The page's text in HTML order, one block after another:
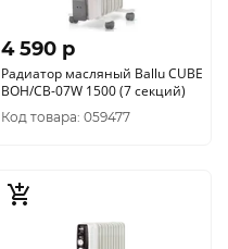
4 590 p
Радиатор масляный Ballu CUBE
BOH/CB-07W 1500 (7 секций)
Код товара: 059477